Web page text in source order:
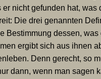
nicht gefunden hat, was
Die drei genannten
Bestimmung dessen,
ergibt sich aus ihnen
Denn gerecht, so
dann, wenn man sagen